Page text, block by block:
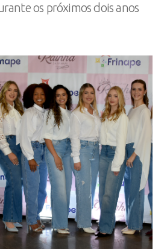
os próximos dois anos